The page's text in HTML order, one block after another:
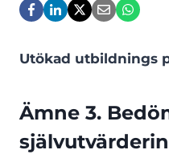
Utökad utbildnings
Ämne 3.